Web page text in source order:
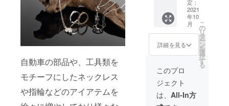
自動車の部品や、工具類を
モチーフにしたネックレス
や指輪などのアイアテムを
公式オ
ンライ
ショッ
封の
クーポ
ドを入
力して
から決
済 クー
ポンの
//jerev.o
fficial.e
c/）
クーポ
布方
法：ダ
ンドに
同封し
てクー
ポン
載の直
径をご
参考く
ださ
い。
【クー
て】
ン使用
可能場
いる住
所へ郵
便させ
て頂き
ます。
【お届
ンドに
つい
て】 写
真のダ
イヤモ
直径約
2.8ｍ
ｍ）の
ルース
を1個
・
JEREV
オンラ
インス
トアに
て使用
して頂
定：
2021
年10
月
詳細を見る
こ
の
リ
タ
ー
ン
を
選
択
す
る
このプロ
ジェクト
は、 All-In方